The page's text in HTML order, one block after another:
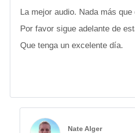
La mejor audio. Nada más que
Por favor sigue adelante de
Que tenga un excelente día.
Nate Alger